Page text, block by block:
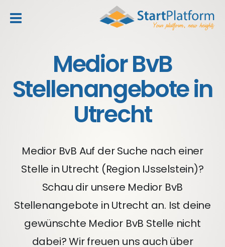
Medior BvB
Stellenangebote in
Utrecht
Medior BvB Auf der Suche nach einer
Stelle in Utrecht (Region IJsselstein)?
Schau dir unsere Medior BvB
Stellenangebote in Utrecht an. Ist deine
gewünschte Medior BvB Stelle nicht
dabei? Wir freuen uns auch über
header_toggle_navigation